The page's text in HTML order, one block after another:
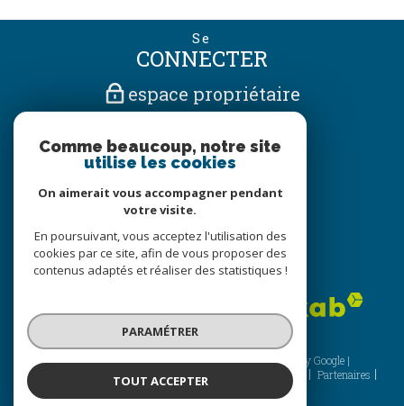
Se
CONNECTER
espace propriétaire
SUIVRE
Nous
ADHÉRONS
© 2026 | Tous droits réservés | Traduction powered by Google |
Plan du site Mentions légales Admin
Partenaires
Politique RGPD
Comme beaucoup, notre site
utilise les cookies
On aimerait vous accompagner pendant
votre visite.
En poursuivant, vous acceptez l'utilisation des
cookies par ce site, afin de vous proposer des
contenus adaptés et réaliser des statistiques !
PARAMÉTRER
TOUT ACCEPTER